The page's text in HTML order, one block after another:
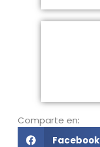
Comparte en:
Facebook